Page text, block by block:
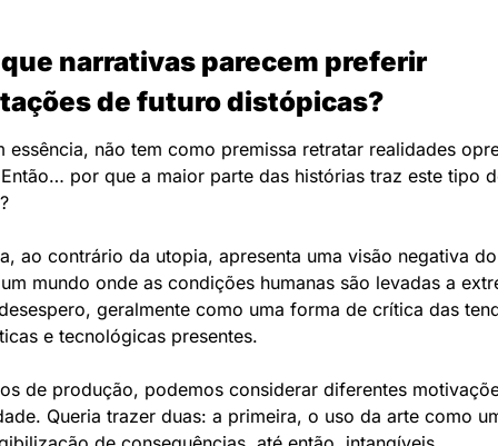
narrativas parecem preferir
de futuro distópicas?
essência, não tem como premissa retratar realidades
por que a maior parte das histórias traz este tipo
ao contrário da utopia, apresenta uma visão negativa
mundo onde as condições humanas são levadas a
geralmente como uma forma de crítica das
e tecnológicas presentes.
de produção, podemos considerar diferentes
Queria trazer duas: a primeira, o uso da arte como